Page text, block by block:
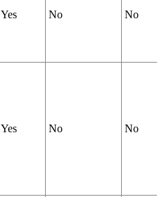
Yes No No
Yes No No